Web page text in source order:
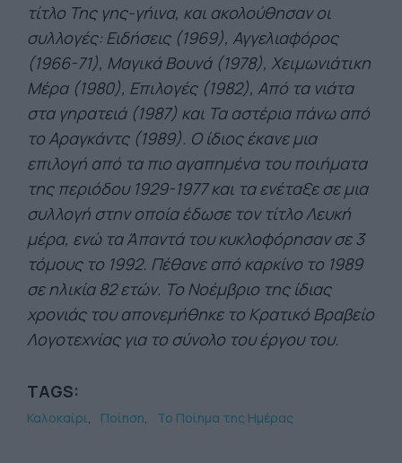
τίτλο Της γης-γήινα, και ακολούθησαν οι
συλλογές: Ειδήσεις (1969), Αγγελιαφόρος
(1966-71), Μαγικά Βουνά (1978), Χειμωνιάτικη
Μέρα (1980), Επιλογές (1982), Από τα νιάτα
στα γηρατειά (1987) και Τα αστέρια πάνω από
το Αραγκάντς (1989). Ο ίδιος έκανε μια
επιλογή από τα πιο αγαπημένα του ποιήματα
της περιόδου 1929-1977 και τα ενέταξε σε μια
συλλογή στην οποία έδωσε τον τίτλο Λευκή
μέρα, ενώ τα Άπαντά του κυκλοφόρησαν σε 3
τόμους το 1992. Πέθανε από καρκίνο το 1989
σε ηλικία 82 ετών. Το Νοέμβριο της ίδιας
χρονιάς του απονεμήθηκε το Κρατικό Βραβείο
Λογοτεχνίας για το σύνολο του έργου του.
TAGS:
Καλοκαίρι Ποίηση Το Ποίημα της Ημέρας